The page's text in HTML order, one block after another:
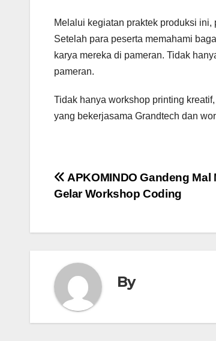
Melalui kegiatan praktek produksi
Setelah para peserta memahami
karya mereka di pameran. Tidak
pameran.
Tidak hanya workshop printing
yang bekerjasama Grandtech dan
Post
navigation
APKOMINDO Gandeng Mal
Gelar Workshop Coding
By